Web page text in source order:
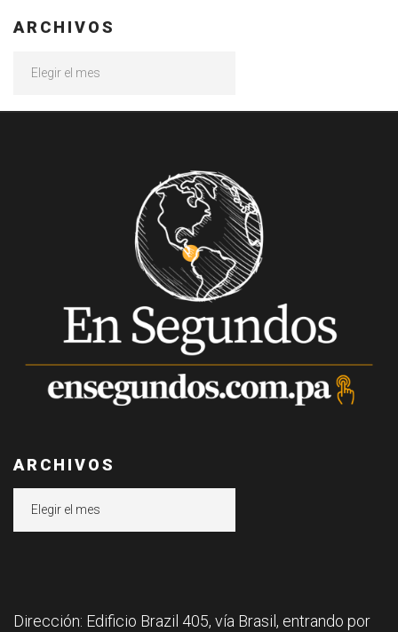
ARCHIVOS
ARCHIVOS
Dirección: Edificio Brazil 405, vía Brasil, entrando por